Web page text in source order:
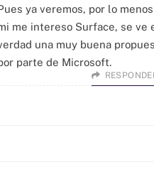
ya veremos, por lo
me intereso Surface, se ve
una muy buena
parte de Microsoft.